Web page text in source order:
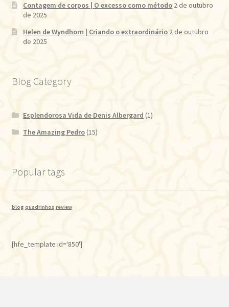
Contagem de corpos | O excesso como método 2 de outubro
de 2025
Helen de Wyndhorn | Criando o extraordinário 2 de outubro
de 2025
Blog Category
Esplendorosa Vida de Denis Albergard (1)
The Amazing Pedro (15)
Popular tags
blog quadrinhos review
[hfe_template id='850']